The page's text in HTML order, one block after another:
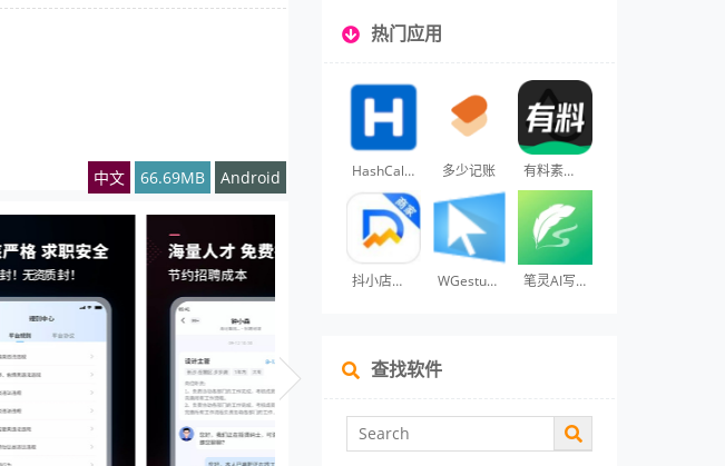
中文 66.69MB Android
热门应用
HashCalculator 多少记账 有料素材库
抖小店商家版 WGestures 笔灵AI写作
查找软件